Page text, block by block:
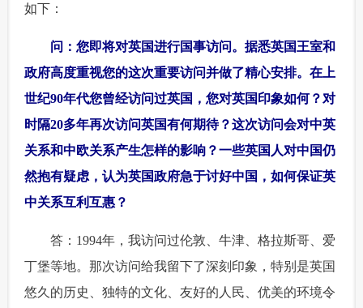
金融 公益 军事 无人机
富媒体 摄影 新华广播
新华电视中文 新华电视英文 返回PC
如下：
问：您即将对英国进行国事访问。据悉英国王室和
政府高度重视您的这次重要访问并做了精心安排。在上
世纪90年代您曾经访问过英国，您对英国印象如何？对
时隔20多年再次访问英国有何期待？这次访问会对中英
关系和中欧关系产生怎样的影响？一些英国人对中国仍
然抱有疑虑，认为英国政府急于讨好中国，如何保证英
中关系互利互惠？
答：1994年，我访问过伦敦、牛津、格拉斯哥、爱
丁堡等地。那次访问给我留下了深刻印象，特别是英国
悠久的历史、独特的文化、友好的人民、优美的环境令